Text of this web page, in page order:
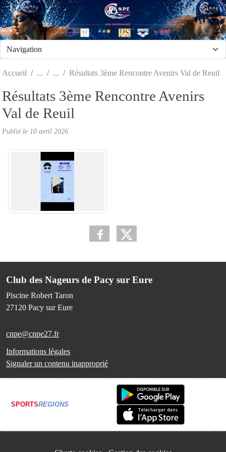
Accueil Résultats 3ème Rencontre Avenirs Val de Reuil
Résultats 3ème Rencontre Avenirs
Val de Reuil
Publié le 10 avril 2026
Club des Nageurs de Pacy sur Eure
Piscine Robert Taron
27120 Pacy sur Eure
cnpe@cnpe27.fr
Informations légales
Signaler un contenu inapproprié
SPORTSREGIONS
Panneau de gestion des cookies